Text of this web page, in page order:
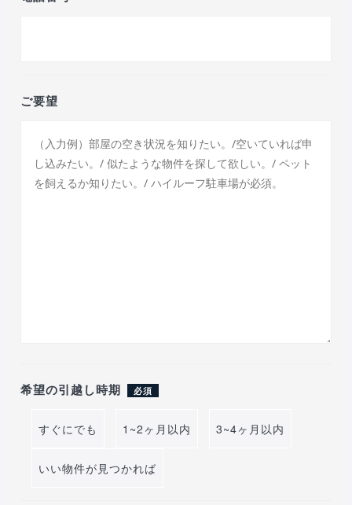
ご要望
希望の引越し時期 必須
すぐにでも 1~2ヶ月以内 3~4ヶ月以内
いい物件が見つかれば